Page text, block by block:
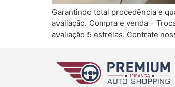
Garantindo total procedência e
avaliação. Compra e venda –
avaliação 5 estrelas. Contrate